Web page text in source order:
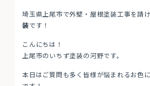
埼玉県上尾市で外壁・屋根塗装工事を請
装です！
こんにちは！
上尾市のいちず塗装の河野です。
本日はご質問も多く皆様が悩まれるお色